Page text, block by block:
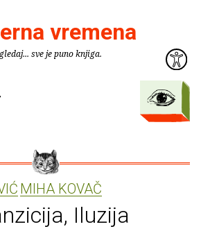
vremena
sve je puno knjiga.
MIHA KOVAČ
Iluzija